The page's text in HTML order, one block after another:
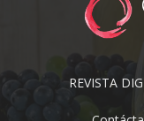
REVISTA